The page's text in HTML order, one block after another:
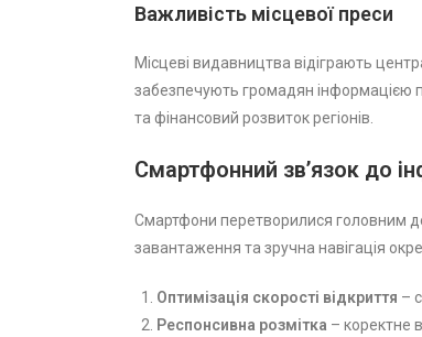
Важливість місцевої преси
Місцеві видавництва відіграють
забезпечують громадян інформацією
та фінансовий розвиток регіонів.
Смартфонний зв’язок до
Смартфони перетворилися головним
завантаження та зручна навігація
Оптимізація скорості відкриття –
Респонсивна розмітка – коректне